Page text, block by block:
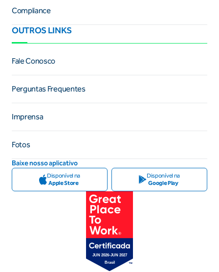
Compliance
OUTROS LINKS
Fale Conosco
Perguntas Frequentes
Imprensa
Fotos
Baixe nosso aplicativo
Disponível na
Apple Store
Disponível na
Google Play